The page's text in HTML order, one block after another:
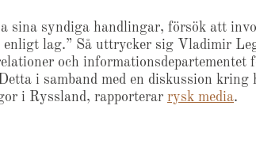
sina syndiga handlingar, försök att
enligt lag.” Så uttrycker sig Vladimir
och informationsdepartementet
i samband med en diskussion kring
i Ryssland, rapporterar rysk media.